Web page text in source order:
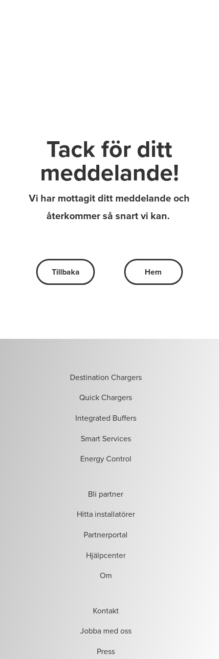
Tack för ditt
meddelande!
Vi har mottagit ditt meddelande och
återkommer så snart vi kan.
Tillbaka Hem
Destination Chargers
Quick Chargers
Integrated Buffers
Smart Services
Energy Control
Bli partner
Hitta installatörer
Partnerportal
Hjälpcenter
Om
Kontakt
Jobba med oss
Press